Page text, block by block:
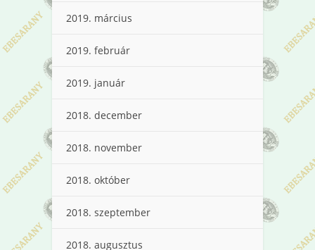
2019. március
2019. február
2019. január
2018. december
2018. november
2018. október
2018. szeptember
2018. augusztus